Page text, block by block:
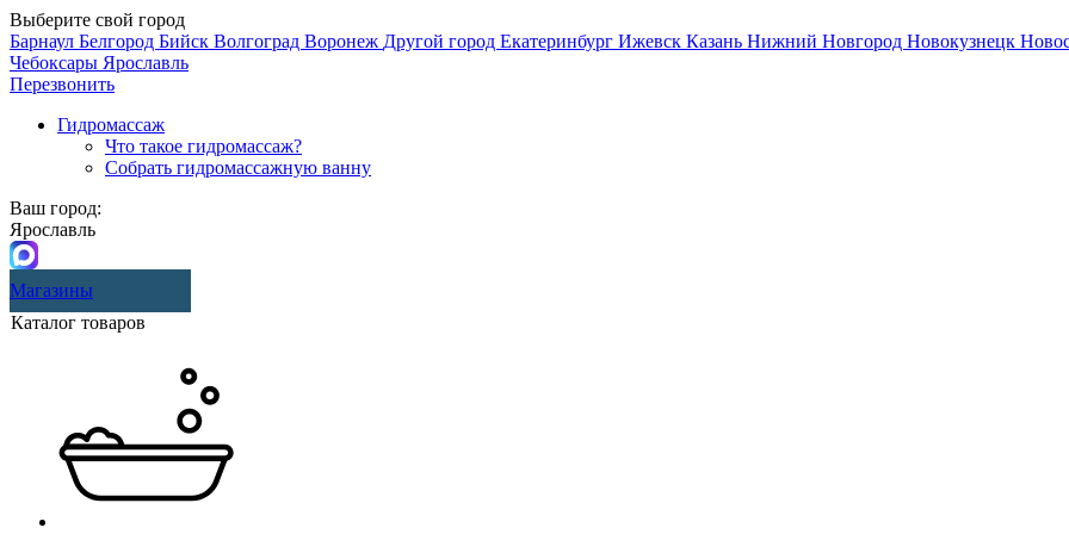
Выберите свой город
Барнаул Белгород Бийск Волгоград Воронеж Другой город Екатеринбург Ижевск Казань Нижний Новгород Новокузнецк
Чебоксары Ярославль
Перезвонить
Гидромассаж
Что такое гидромассаж?
Собрать гидромассажную ванну
Ваш город:
Ярославль
Магазины
Каталог товаров